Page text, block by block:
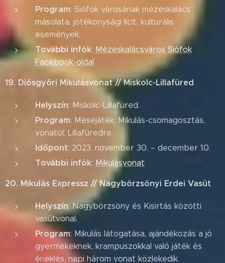
Program: Siófok városának mézeskalács
másolata, jótékonysági licit, kulturális
események.
További infók: Mézeskalácsváros Siófok
Facebook-oldal
19. Diósgyőri Mikulásvonat // Miskolc-Lillafüred
Helyszín: Miskolc-Lillafüred.
Program: Mesejáték, Mikulás-csomagosztás,
vonatút Lillafüredre.
Időpont: 2023. november 30. – december 10.
További infók: Mikulásvonat
20. Mikulás Expressz // Nagybörzsönyi Erdei Vasút
Helyszín: Nagybörzsöny és Kisirtás közötti
vasútvonal.
Program: Mikulás látogatása, ajándékozás a jó
gyermekeknek, krampuszokkal való játék és
éneklés, napi három vonat közlekedik.